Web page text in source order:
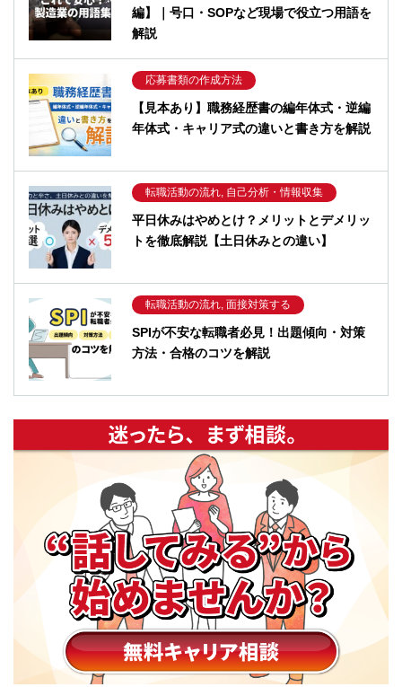
編】｜号口・SOPなど現場で役立つ用語を
解説
応募書類の作成方法
【見本あり】職務経歴書の編年体式・逆編
年体式・キャリア式の違いと書き方を解説
転職活動の流れ, 自己分析・情報収集
平日休みはやめとけ？メリットとデメリッ
トを徹底解説【土日休みとの違い】
転職活動の流れ, 面接対策する
SPIが不安な転職者必見！出題傾向・対策
方法・合格のコツを解説